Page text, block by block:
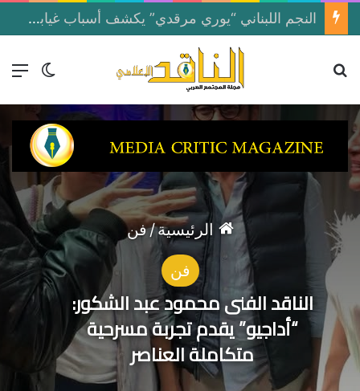
النجم اللبناني “يوري مرقدي” يكشف أسباب غيابه عن الغناء
الوضع
الرئيسية/فن
فن
الناقد الفنى محمود عبد الشكور:
“أداجيو” يقدم تجربة مسرحية
متكاملة العناصر